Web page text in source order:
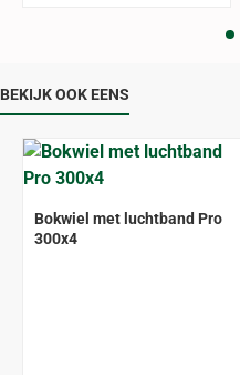
BEKIJK OOK EENS
Bokwiel met luchtband Pro
300x4